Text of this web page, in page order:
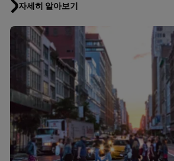
자세히 알아보기